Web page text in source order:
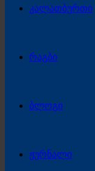
კალათბურთი
რაგბი
ბლოგი
ჟურნალი